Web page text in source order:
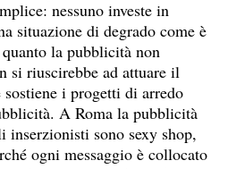
nessuno investe in
situazione di degrado come è
la pubblicità non
si riuscirebbe ad attuare il
i progetti di arredo
A Roma la pubblicità
sono sexy shop,
ogni messaggio è collocato